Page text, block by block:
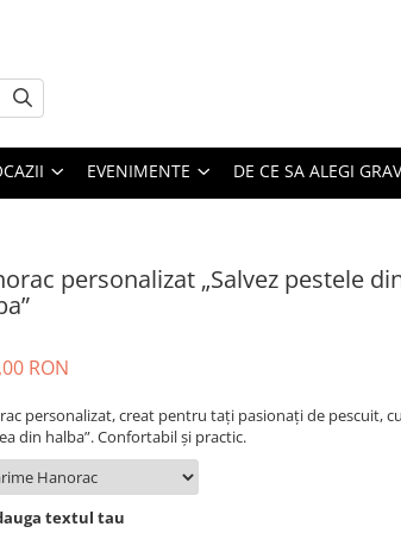
EVENIMENTE DE CE SA ALEGI
personalizat „Salvez pestele
RON
personalizat, creat pentru tați pasionați de pescuit,
din halba”. Confortabil și practic.
textul tau